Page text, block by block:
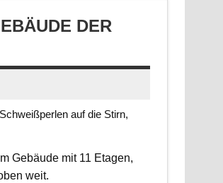
DER S
auf die Stirn,
Gebäude mit 11 Etagen,
weit.